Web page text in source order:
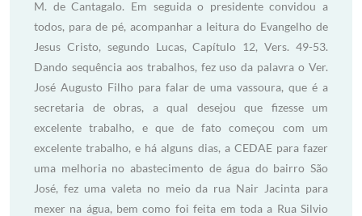
M. de Cantagalo. Em seguida o presidente convidou a
todos, para de pé, acompanhar a leitura do Evangelho de
Jesus Cristo, segundo Lucas, Capítulo 12, Vers. 49-53.
Dando sequência aos trabalhos, fez uso da palavra o Ver.
José Augusto Filho para falar de uma vassoura, que é a
secretaria de obras, a qual desejou que fizesse um
excelente trabalho, e que de fato começou com um
excelente trabalho, e há alguns dias, a CEDAE para fazer
uma melhoria no abastecimento de água do bairro São
José, fez uma valeta no meio da rua Nair Jacinta para
mexer na água, bem como foi feita em toda a Rua Silvio